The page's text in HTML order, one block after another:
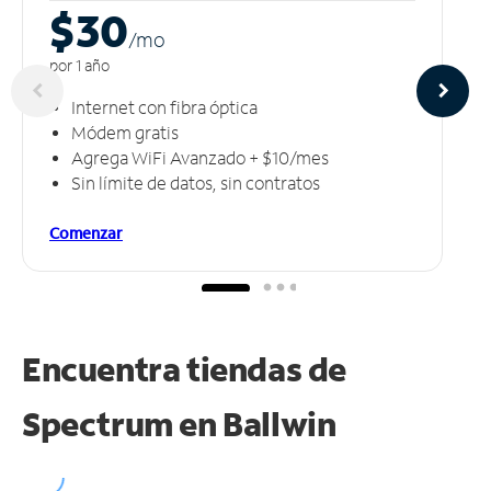
$30/mo
por 1 año
Internet con fibra óptica
Módem gratis
Agrega WiFi Avanzado + $10/mes
Sin límite de datos, sin contratos
Comenzar
Encuentra tiendas de
Spectrum en Ballwin